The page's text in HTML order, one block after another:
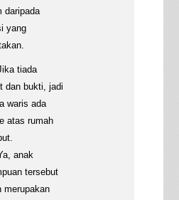
daripada
yang
tiada
dan bukti, jadi
waris ada
atas rumah
anak
tersebut
merupakan